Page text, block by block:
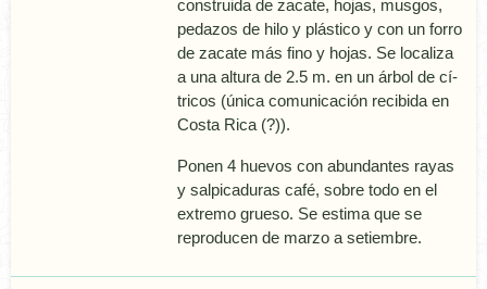
construida de zacate, hojas, musgos,
pedazos de hilo y plástico y con un forro
de zacate más fino y hojas. Se localiza
a una altura de 2.5 m. en un árbol de cí­
tricos (única comunicación recibida en
Costa Rica (?)).
Ponen 4 huevos con abundantes rayas
y salpicaduras café, sobre todo en el
extremo grueso. Se estima que se
reproducen de marzo a setiembre.